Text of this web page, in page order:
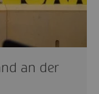
an der